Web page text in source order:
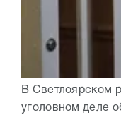
В Светлоярском
уголовном деле